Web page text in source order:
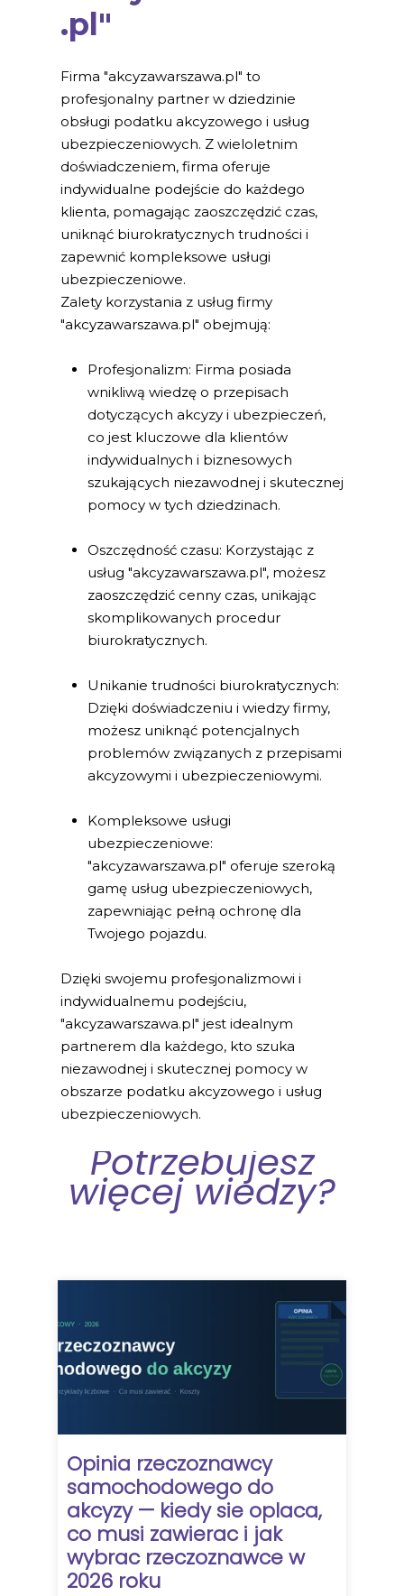
.pl"
Firma "akcyzawarszawa.pl" to
profesjonalny partner w dziedzinie
obsługi podatku akcyzowego i usług
ubezpieczeniowych. Z wieloletnim
doświadczeniem, firma oferuje
indywidualne podejście do każdego
klienta, pomagając zaoszczędzić czas,
uniknąć biurokratycznych trudności i
zapewnić kompleksowe usługi
ubezpieczeniowe.
Zalety korzystania z usług firmy
"akcyzawarszawa.pl" obejmują:
Profesjonalizm: Firma posiada
wnikliwą wiedzę o przepisach
dotyczących akcyzy i ubezpieczeń,
co jest kluczowe dla klientów
indywidualnych i biznesowych
szukających niezawodnej i skutecznej
pomocy w tych dziedzinach.
Oszczędność czasu: Korzystając z
usług "akcyzawarszawa.pl", możesz
zaoszczędzić cenny czas, unikając
skomplikowanych procedur
biurokratycznych.
Unikanie trudności biurokratycznych:
Dzięki doświadczeniu i wiedzy firmy,
możesz uniknąć potencjalnych
problemów związanych z przepisami
akcyzowymi i ubezpieczeniowymi.
Kompleksowe usługi
ubezpieczeniowe:
"akcyzawarszawa.pl" oferuje szeroką
gamę usług ubezpieczeniowych,
zapewniając pełną ochronę dla
Twojego pojazdu.
Dzięki swojemu profesjonalizmowi i
indywidualnemu podejściu,
"akcyzawarszawa.pl" jest idealnym
partnerem dla każdego, kto szuka
niezawodnej i skutecznej pomocy w
obszarze podatku akcyzowego i usług
ubezpieczeniowych.
Potrzebujesz
więcej wiedzy?
Opinia rzeczoznawcy
samochodowego do
akcyzy — kiedy sie oplaca,
co musi zawierac i jak
wybrac rzeczoznawce w
2026 roku